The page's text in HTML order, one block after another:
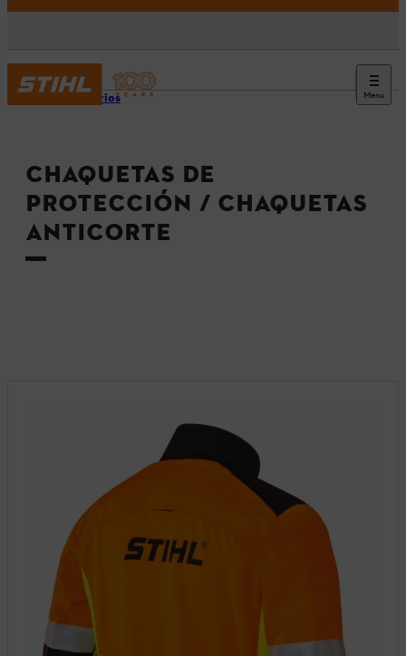
Menu
Accesorios
CHAQUETAS DE
PROTECCIÓN / CHAQUETAS
ANTICORTE